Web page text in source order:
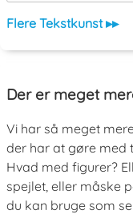
Flere Tekstkunst ▸▸
Der er meget
Vi har så meget
der har at gøre med
Hvad med figurer?
spejlet, eller måske
du kan bruge som